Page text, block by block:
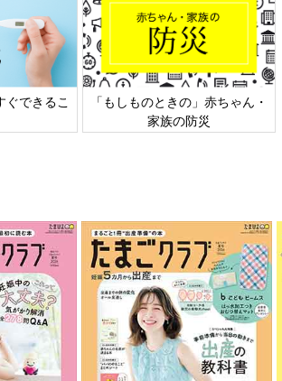
クスできる子ども服
おしゃれしてお出かけする機会が減ってしまっ
たこの頃ですが、それならいっそのこと、おう
ちでとことんリラックスしちゃうのもありか
も！今回は、動きやすさ重視、着心地重視のし
まむら子ども服をインスタの投稿から集めてみ
している投稿、リンク先は、削除される場合
じめご了承ください。
、2020年7月時点での金額です。
できるこ
「もしものときの」赤ちゃん・
家族の防災